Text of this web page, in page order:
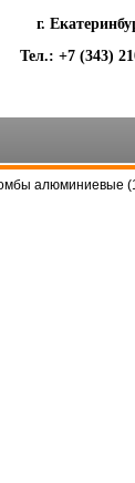
г.
Тел.: +7 (343)
алюминиевые